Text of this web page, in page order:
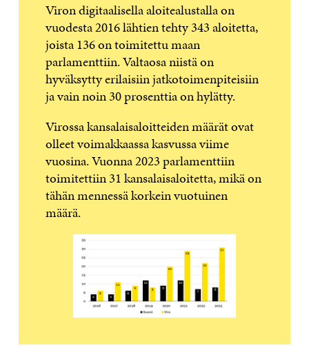
Viron digitaalisella aloitealustalla on
vuodesta 2016 lähtien tehty 343 aloitetta,
joista 136 on toimitettu maan
parlamenttiin. Valtaosa niistä on
hyväksytty erilaisiin jatkotoimenpiteisiin
ja vain noin 30 prosenttia on hylätty.
Virossa kansalaisaloitteiden määrät ovat
olleet voimakkaassa kasvussa viime
vuosina. Vuonna 2023 parlamenttiin
toimitettiin 31 kansalaisaloitetta, mikä on
tähän mennessä korkein vuotuinen
määrä.